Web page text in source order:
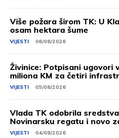
Više požara širom TK: U
osam hektara šume
VIJESTI 06/08/2026
Živinice: Potpisani ugovori
miliona KM za četiri
VIJESTI 05/08/2026
Vlada TK odobrila
Novinarsku regatu i novo
VIJESTI 04/08/2026